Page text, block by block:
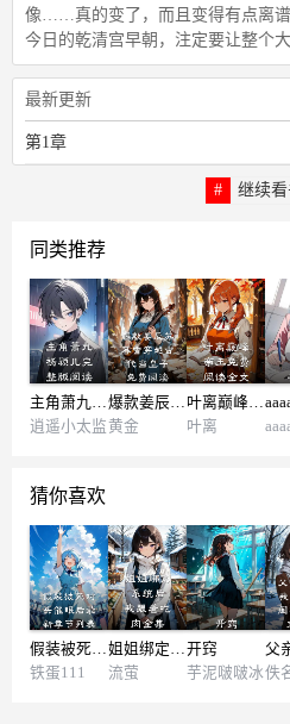
像……真的变了，而且变得有点离谱
今日的乾清宫早朝，注定要让整个
最新更新
第1章
继续看
同类推荐
主角萧九杨颖儿完整版阅读
逍遥小太监
爆款姜辰苏暮雪穿越古代当皇子免费阅读
黄金
叶离巅峰帝王免费阅读全文
叶离
猜你喜欢
假装被死对头催眠后最新章节列表
铁蛋111
姐姐绑定系统后，我跟着吃肉全集
流萤
开窍
芋泥啵啵冰佚